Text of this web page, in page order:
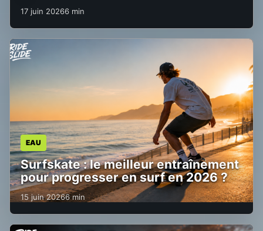
17 juin 20266 min
EAU
Surfskate : le meilleur entraînement
pour progresser en surf en 2026 ?
15 juin 20266 min